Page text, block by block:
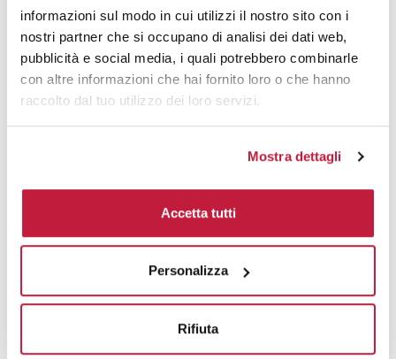
informazioni sul modo in cui utilizzi il nostro sito con i
nostri partner che si occupano di analisi dei dati web,
pubblicità e social media, i quali potrebbero combinarle
con altre informazioni che hai fornito loro o che hanno
raccolto dal tuo utilizzo dei loro servizi.
Mostra dettagli
Accetta tutti
Personalizza
Rifiuta
500 € 16,39 € 16,23
1000 € 15,31 € 16,62
1500 € 15,23 € 16,48
2000 € 15,22 € 16,27
€ 16,12
Tecniche di stampa
Area di personalizzazione